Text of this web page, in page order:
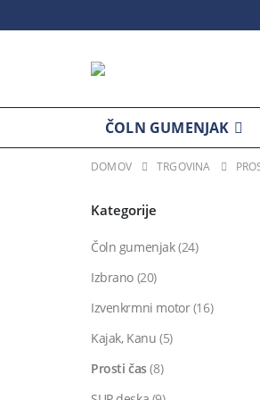
ČOLN GUMENJAK
DOMOV TRGOVINA
Kategorije
Čoln gumenjak(24)
Izbrano (20)
Izvenkrmni motor(16)
Kajak, Kanu (5)
Prosti čas(8)